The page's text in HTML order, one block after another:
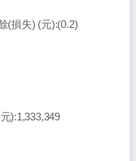
(損失) (元):(0.2)
):1,333,349